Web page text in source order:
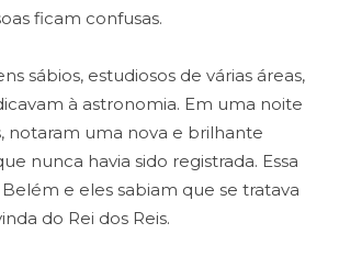
ficam confusas.
sábios, estudiosos de várias áreas,
à astronomia. Em uma noite
notaram uma nova e brilhante
nunca havia sido registrada. Essa
e eles sabiam que se tratava
do Rei dos Reis.